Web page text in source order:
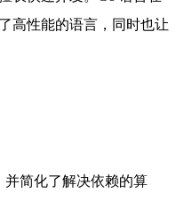
高性能的语言，同时也让
并简化了解决依赖的算